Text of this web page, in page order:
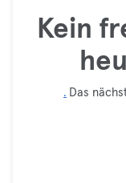
Kein
. Das